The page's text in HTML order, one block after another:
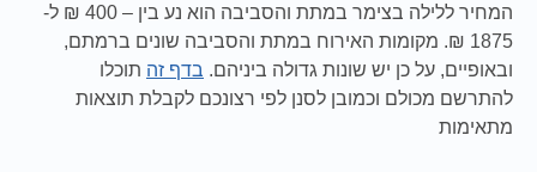
המחיר ללילה בצימר במתת והסביבה הוא נע בין – 400 ₪ ל-
1875 ₪. מקומות האירוח במתת והסביבה שונים ברמתם,
ובאופיים, על כן יש שונות גדולה ביניהם. בדף זה תוכלו
להתרשם מכולם וכמובן לסנן לפי רצונכם לקבלת תוצאות
מתאימות